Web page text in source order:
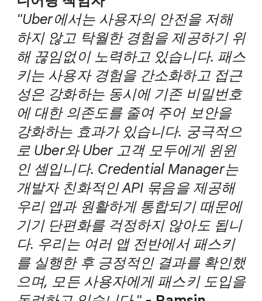
"Uber에서는 사용자의 안전을 저해
하지 않고 탁월한 경험을 제공하기 위
해 끊임없이 노력하고 있습니다. 패스
키는 사용자 경험을 간소화하고 접근
성은 강화하는 동시에 기존 비밀번호
에 대한 의존도를 줄여 주어 보안을
강화하는 효과가 있습니다. 궁극적으
로 Uber와 Uber 고객 모두에게 윈윈
인 셈입니다. Credential Manager는
개발자 친화적인 API 묶음을 제공해
우리 앱과 원활하게 통합되기 때문에
기기 단편화를 걱정하지 않아도 됩니
다. 우리는 여러 앱 전반에서 패스키
를 실행한 후 긍정적인 결과를 확인했
으며, 모든 사용자에게 패스키 도입을